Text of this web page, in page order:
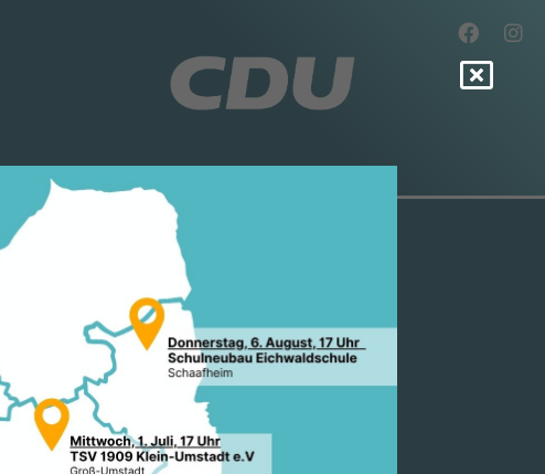
POLITIK
UND SIE